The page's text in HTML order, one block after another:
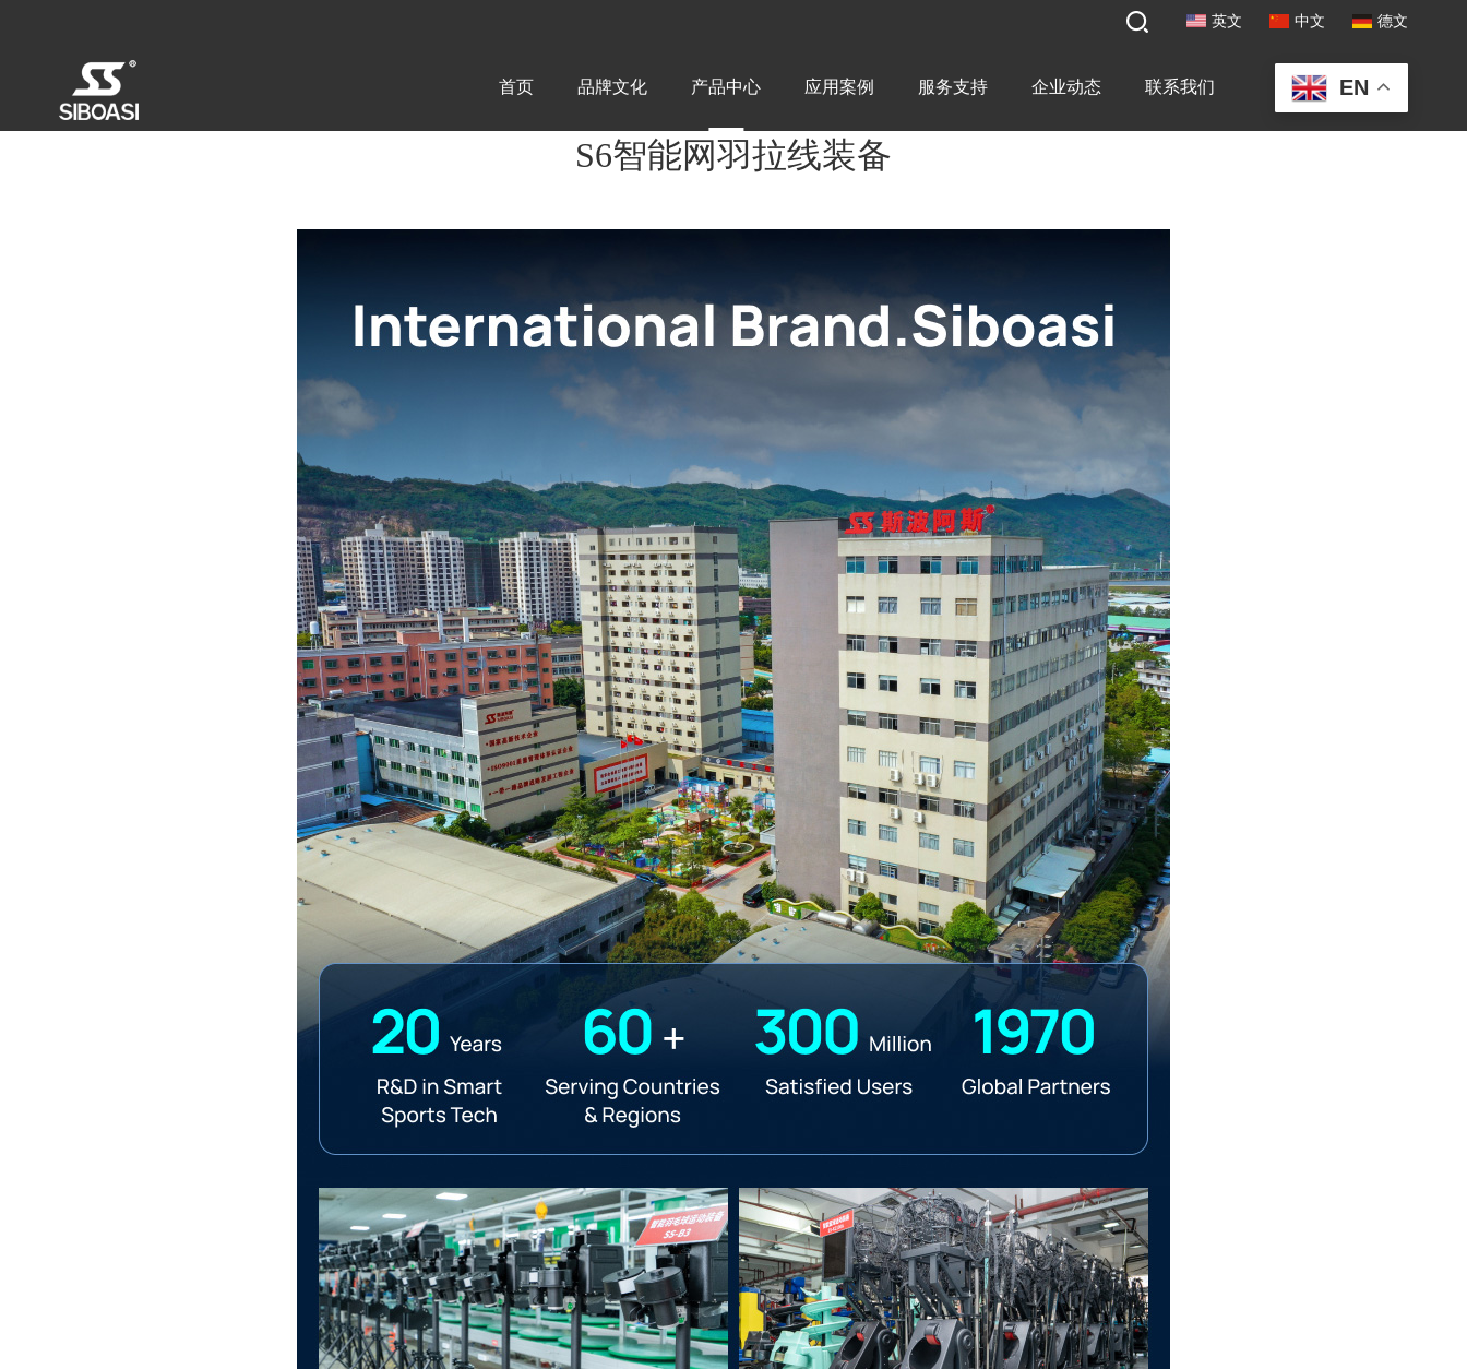
英文 中文 德文
首页 品牌文化 产品中心 应用案例 服务支持 企业动态 联系我们 EN
S6智能网羽拉线装备